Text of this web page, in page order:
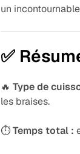
un
✅
🔥Type de
les braises.
⏱️Temps total :